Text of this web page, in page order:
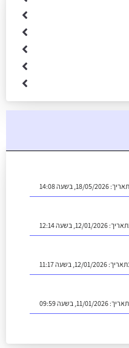
18/05/2026, בשעה 14:08
12/01/2026, בשעה 12:14
12/01/2026, בשעה 11:17
11/01/2026, בשעה 09:59
18/05/2026, בשעה 14:13